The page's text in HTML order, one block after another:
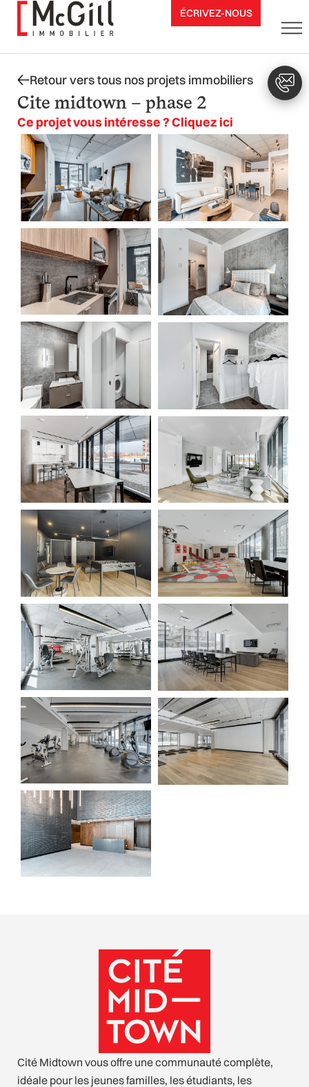
Aller
ÉCRIVEZ-NOUS
Retour vers tous nos projets immobiliers
Cite midtown – phase 2
Ce projet vous intéresse ? Cliquez ici
Cité Midtown vous offre une communauté complète,
idéale pour les jeunes familles, les étudiants, les